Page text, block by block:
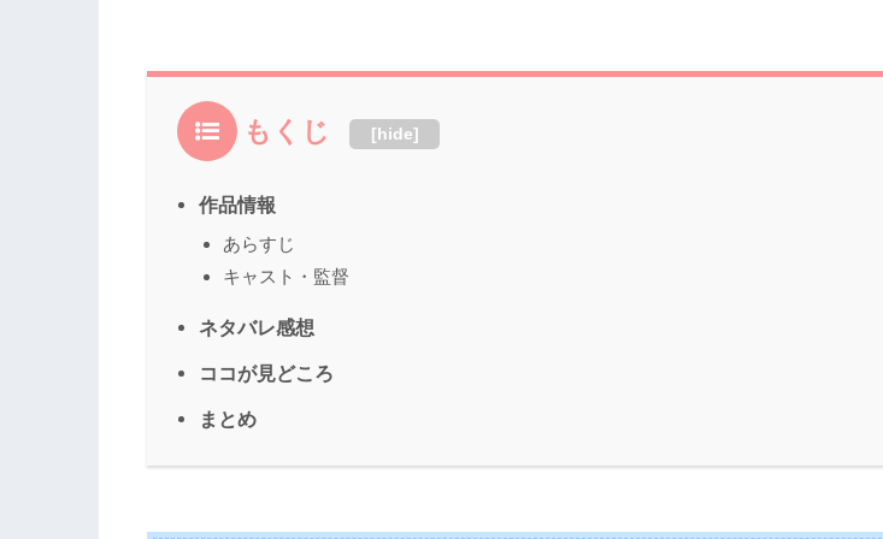
もくじ [hide]
作品情報
あらすじ
キャスト・監督
ネタバレ感想
ココが見どころ
まとめ